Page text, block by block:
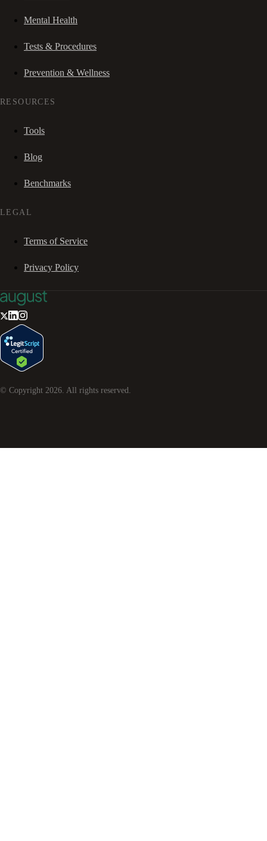
Mental Health
Tests & Procedures
Prevention & Wellness
RESOURCES
Tools
Blog
Benchmarks
LEGAL
Terms of Service
Privacy Policy
© Copyright 2026 . All rights reserved.